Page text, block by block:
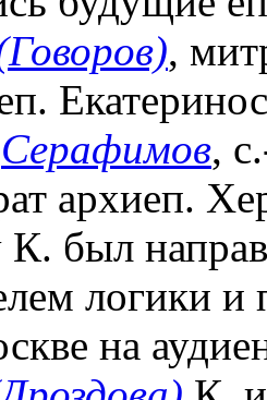
,
Серафимов,
архиеп.
был
логики
на